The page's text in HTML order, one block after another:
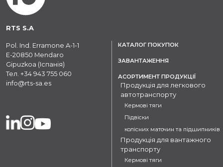
RTS S.A
Pol. Ind. Erramone A-1-1
E-20850 Mendaro
Gipuzkoa (Іспанія)
Тел. +34 943 755 060
info@rts-sa.es
КАТАЛОГ ПОКУПОК
ЗАВАНТАЖЕННЯ
АСОРТИМЕНТ ПРОДУКЦІЇ
Продукція для легкового
автотранспорту
Кермові тяги
Підвіски
колісних маточин та підшипників
Продукція для вантажного
транспорту
Кермові тяги